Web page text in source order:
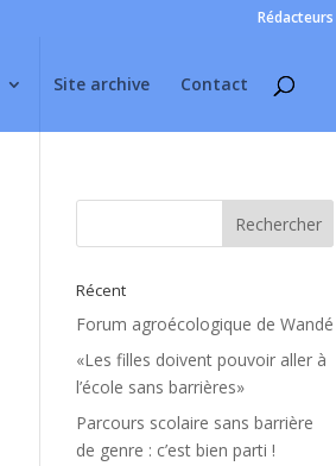
Rédacteurs
Site archive Contact
Récent
Forum agroécologique de Wandé
«Les filles doivent pouvoir aller à
l’école sans barrières»
Parcours scolaire sans barrière
de genre : c’est bien parti !